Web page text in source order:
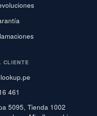
CLIENTE
461
5095, Tienda 1002